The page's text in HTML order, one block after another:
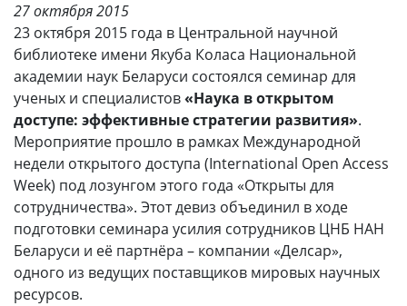
27 октября 2015
23 октября 2015 года в Центральной научной
библиотеке имени Якуба Коласа Национальной
академии наук Беларуси состоялся семинар для
ученых и специалистов«Наука в открытом
доступе: эффективные стратегии развития».
Мероприятие прошло в рамках Международной
недели открытого доступа (International Open Access
Week) под лозунгом этого года «Открыты для
сотрудничества». Этот девиз объединил в ходе
подготовки семинара усилия сотрудников ЦНБ НАН
Беларуси и её партнёра – компании «Делсар»,
одного из ведущих поставщиков мировых научных
ресурсов.